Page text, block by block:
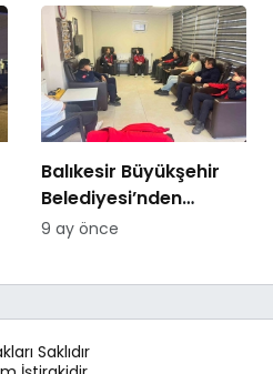
Balıkesir Büyükşehir
Belediyesi’nden
itfaiyecilere psikolojik
9 ay önce
Saklıdır